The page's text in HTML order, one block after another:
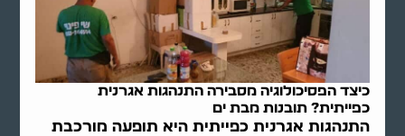
כיצד הפסיכולוגיה מסבירה התנהגות אגרנית
כפייתית? תובנות מבת ים
התנהגות אגרנית כפייתית היא תופעה מורכבת